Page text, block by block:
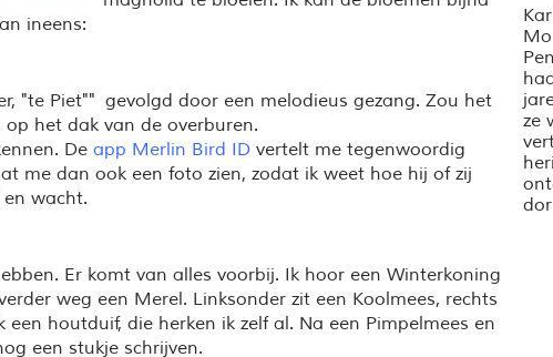
ineens:
"te Piet"" gevolgd door een melodieus gezang. Zou het
het dak van de overburen.
De app Merlin Bird ID vertelt me tegenwoordig
me dan ook een foto zien, zodat ik weet hoe hij of zij
wacht.
Er komt van alles voorbij. Ik hoor een Winterkoning
weg een Merel. Linksonder zit een Koolmees, rechts
houtduif, die herken ik zelf al. Na een Pimpelmees en
een stukje schrijven.
ze